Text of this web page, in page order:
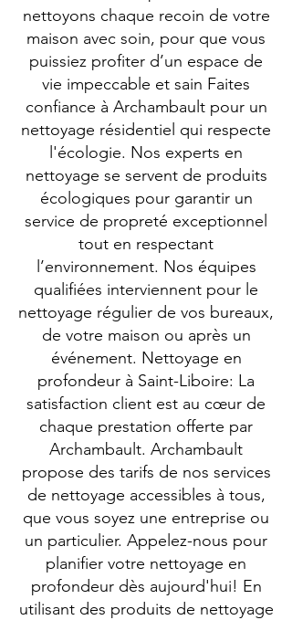
nettoyons chaque recoin de votre
maison avec soin, pour que vous
puissiez profiter d’un espace de
vie impeccable et sain Faites
confiance à Archambault pour un
nettoyage résidentiel qui respecte
l'écologie. Nos experts en
nettoyage se servent de produits
écologiques pour garantir un
service de propreté exceptionnel
tout en respectant
l’environnement. Nos équipes
qualifiées interviennent pour le
nettoyage régulier de vos bureaux,
de votre maison ou après un
événement. Nettoyage en
profondeur à Saint-Liboire: La
satisfaction client est au cœur de
chaque prestation offerte par
Archambault. Archambault
propose des tarifs de nos services
de nettoyage accessibles à tous,
que vous soyez une entreprise ou
un particulier. Appelez-nous pour
planifier votre nettoyage en
profondeur dès aujourd'hui! En
utilisant des produits de nettoyage